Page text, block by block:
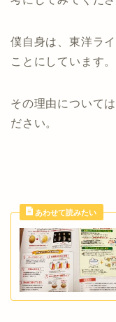
僕自身は、東洋ラ
ことにしています。
その理由について
ださい。